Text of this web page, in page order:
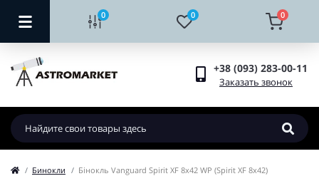
0 0 0
+38 (093) 283-00-11
Заказать звонок
Бинокли Бінокль Vanguard Spirit XF 8x42 WP (Spirit XF 8x42)